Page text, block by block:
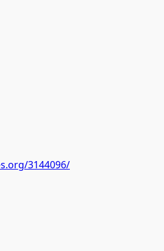
3144096/
spesifikasjon som ligg til